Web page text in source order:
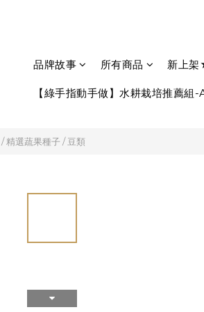
品牌故事 所有商品 新上
【綠手指動手做】水耕栽培推薦
/精選蔬果種子 /豆類